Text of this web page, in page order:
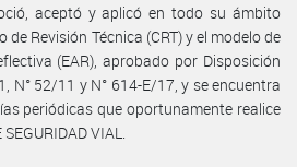
aceptó y aplicó en todo su ámbito
Revisión Técnica (CRT) y el modelo de
(EAR), aprobado por Disposición
N° 52/11 y N° 614-E/17, y se encuentra
periódicas que oportunamente realice
VIAL.